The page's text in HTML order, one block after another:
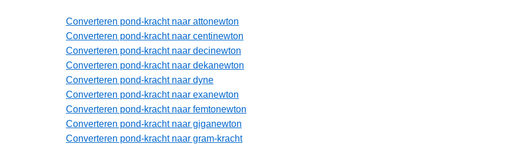
Converteren pond-kracht naar attonewton
Converteren pond-kracht naar centinewton
Converteren pond-kracht naar decinewton
Converteren pond-kracht naar dekanewton
Converteren pond-kracht naar dyne
Converteren pond-kracht naar exanewton
Converteren pond-kracht naar femtonewton
Converteren pond-kracht naar giganewton
Converteren pond-kracht naar gram-kracht